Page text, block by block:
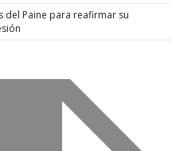
del Paine para reafirmar su